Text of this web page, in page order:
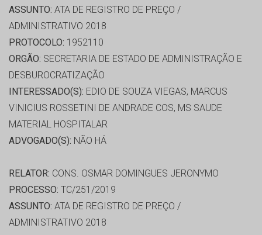
ASSUNTO: ATA DE REGISTRO DE PREÇO /
ADMINISTRATIVO 2018
PROTOCOLO: 1952110
ORGÃO: SECRETARIA DE ESTADO DE ADMINISTRAÇÃO E
DESBUROCRATIZAÇÃO
INTERESSADO(S): EDIO DE SOUZA VIEGAS, MARCUS
VINICIUS ROSSETINI DE ANDRADE COS, MS SAUDE
MATERIAL HOSPITALAR
ADVOGADO(S): NÃO HÁ
RELATOR: CONS. OSMAR DOMINGUES JERONYMO
PROCESSO: TC/251/2019
ASSUNTO: ATA DE REGISTRO DE PREÇO /
ADMINISTRATIVO 2018